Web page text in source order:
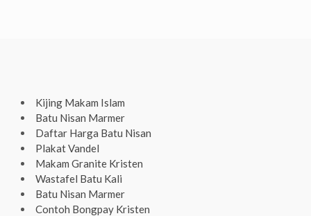
Kijing Makam Islam
Batu Nisan Marmer
Daftar Harga Batu Nisan
Plakat Vandel
Makam Granite Kristen
Wastafel Batu Kali
Batu Nisan Marmer
Contoh Bongpay Kristen